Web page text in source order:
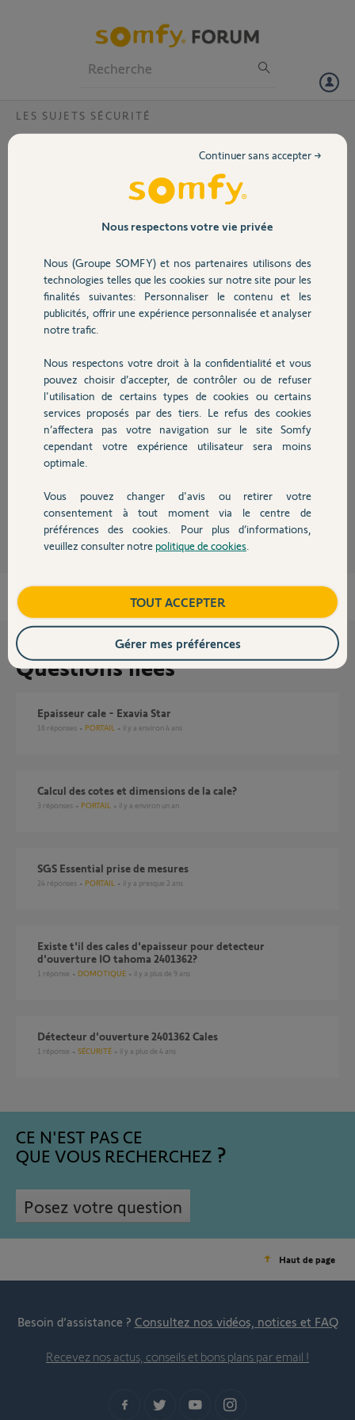
Volet
Sécurité
Domotique
Chauffage
Autres produits
Devis avec un pro
Contact
LES SUJETS SÉCURITÉ
Cales d'épaisseur avec 2401362
Bonjour, ai je besoin de cales d'épaisseur pour installer le détecteur
d'ouverture sur une porte non affleurante (17mm d'épaisseur de
porte qui dépasse), ou est ce que l'apprentissage de proximité des
deux élément est capable de gérer le décalage?
Alex
il y a presque 6 ans
Participer au fil de discussion
Réponses
Bonjour Alex.
L'écart est trop important. Il faut une cale d'épaisseur.
Vous pouvez faire l'essai sans cale mais vue l'écart il sera en position
ouverte permanente.
JACKY M. il y a presque 6 ans
Questions liées
Epaisseur cale - Exavia Star
16 réponses PORTAIL il y a environ 4 ans
Calcul des cotes et dimensions de la cale?
3 réponses PORTAIL il y a environ un an
SGS Essential prise de mesures
24 réponses PORTAIL il y a presque 2 ans
Existe t'il des cales d'epaisseur pour detecteur
d'ouverture IO tahoma 2401362?
1 réponse DOMOTIQUE il y a plus de 9 ans
Détecteur d'ouverture 2401362 Cales
1 réponse SÉCURITÉ il y a plus de 4 ans
CE N'EST PAS CE
QUE VOUS RECHERCHEZ
Posez votre question
Haut de page
Besoin d’assistance ? Consultez nos vidéos, notices et FAQ
Recevez nos actus, conseils et bons plans par email !
Nous respectons votre vie privée
Nous (Groupe SOMFY) et nos partenaires utilisons des
technologies telles que les cookies sur notre site pour les
finalités suivantes: Personnaliser le contenu et les
publicités, offrir une expérience personnalisée et analyser
notre trafic.
Nous respectons votre droit à la confidentialité et vous
pouvez choisir d’accepter, de contrôler ou de refuser
l'utilisation de certains types de cookies ou certains
services proposés par des tiers. Le refus des cookies
n’affectera pas votre navigation sur le site Somfy
cependant votre expérience utilisateur sera moins
optimale.
Vous pouvez changer d'avis ou retirer votre
consentement à tout moment via le centre de
préférences des cookies. Pour plus d’informations,
veuillez consulter notre politique de cookies
Continuer sans accepter →
TOUT ACCEPTER
Gérer mes préférences